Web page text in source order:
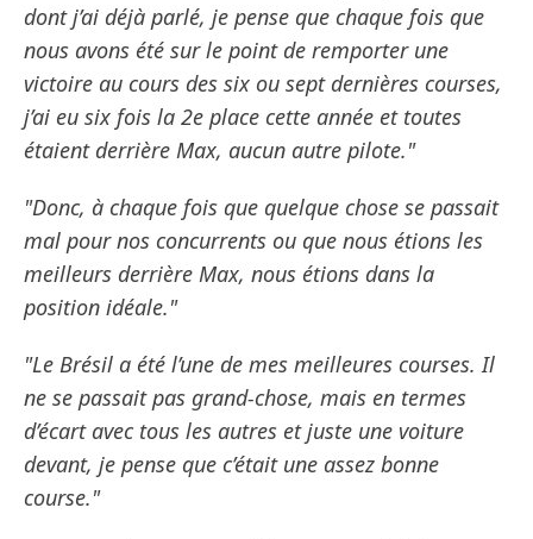
dont j’ai déjà parlé, je pense que chaque fois que
nous avons été sur le point de remporter une
victoire au cours des six ou sept dernières courses,
j’ai eu six fois la 2e place cette année et toutes
étaient derrière Max, aucun autre pilote."
"Donc, à chaque fois que quelque chose se passait
mal pour nos concurrents ou que nous étions les
meilleurs derrière Max, nous étions dans la
position idéale."
"Le Brésil a été l’une de mes meilleures courses. Il
ne se passait pas grand-chose, mais en termes
d’écart avec tous les autres et juste une voiture
devant, je pense que c’était une assez bonne
course."